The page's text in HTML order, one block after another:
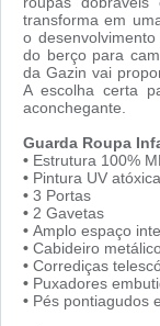
transforma em
o
do berço para
da Gazin vai
A escolha certa
aconchegante.
Guarda Roupa
• Estrutura 100%
• Pintura UV atóxica
• 3 Portas
• 2 Gavetas
• Amplo espaço
• Cabideiro
• Corrediças
• Puxadores
• Pés pontiagudos